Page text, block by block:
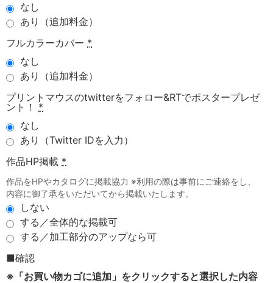
なし
あり（追加料金）
フルカラーカバー *
なし
あり（追加料金）
プリントマウスのtwitterをフォロー&RTでポスタープレゼ
ント！
*
なし
あり（Twitter IDを入力）
作品HP掲載 *
作品をHPやカタログに掲載協力 ※利用の際は事前にご連絡をし、
内容に御了承をいただいてから掲載いたします。
しない
する／全体的な掲載可
する／加工部分のアップなら可
■確認
※「お買い物カゴに追加」をクリックすると選択した内容